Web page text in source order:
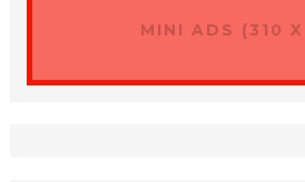
MINI ADS (310